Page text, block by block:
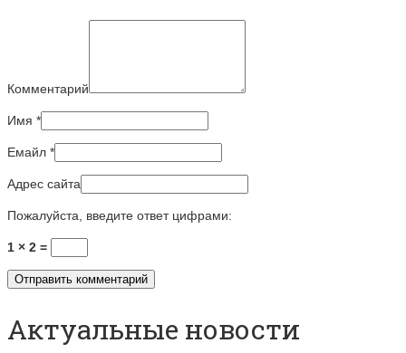
Комментарий
Имя *
Емайл *
Адрес сайта
Пожалуйста, введите ответ цифрами:
1 × 2 =
Актуальные новости